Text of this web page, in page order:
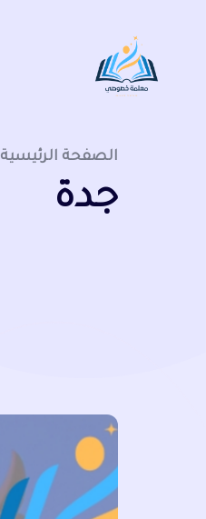
الصفحة الرئيسية
جدة